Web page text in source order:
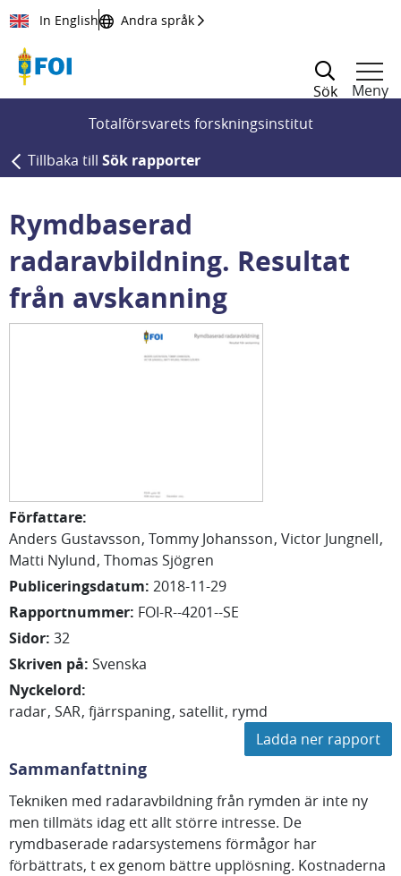
Till innehållet
In English Andra språk
Sök
Meny
Totalförsvarets forskningsinstitut
Tillbaka till Sök rapporter
Rymdbaserad
radaravbildning. Resultat
från avskanning
Författare:
Anders Gustavsson Tommy Johansson Victor Jungnell
Matti Nylund Thomas Sjögren
Publiceringsdatum: 2018-11-29
Rapportnummer: FOI-R--4201--SE
Sidor: 32
Skriven på: Svenska
Nyckelord:
radar SAR fjärrspaning satellit rymd
Ladda ner rapport
Sammanfattning
Tekniken med radaravbildning från rymden är inte ny
men tillmäts idag ett allt större intresse. De
rymdbaserade radarsystemens förmågor har
förbättrats, t ex genom bättre upplösning. Kostnaderna